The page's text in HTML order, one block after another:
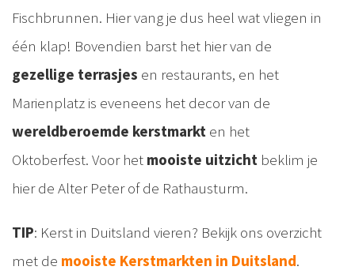
Fischbrunnen. Hier vang je dus heel wat vliegen in
één klap! Bovendien barst het hier van de
gezellige terrasjes en restaurants, en het
Marienplatz is eveneens het decor van de
wereldberoemde kerstmarkt en het
Oktoberfest. Voor het mooiste uitzicht beklim je
hier de Alter Peter of de Rathausturm.
TIP: Kerst in Duitsland vieren? Bekijk ons overzicht
met de mooiste Kerstmarkten in Duitsland.